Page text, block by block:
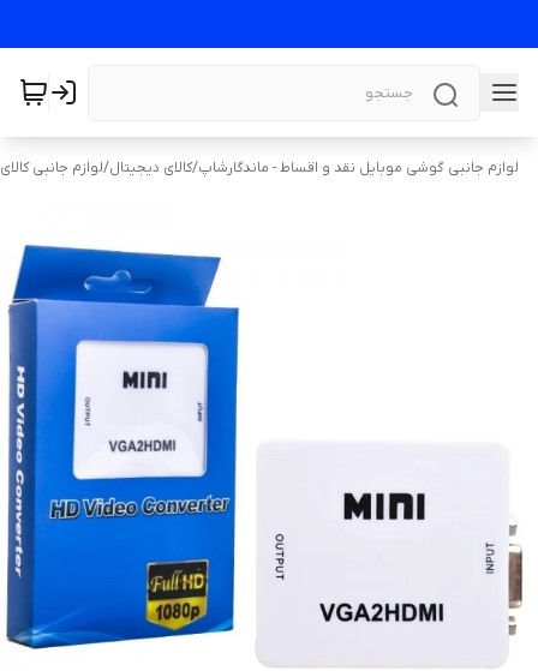
لوازم جانبی گوشی موبایل نقد و اقساط - ماندگارشاپ/کالای دیجیتال/لوازم جانبی